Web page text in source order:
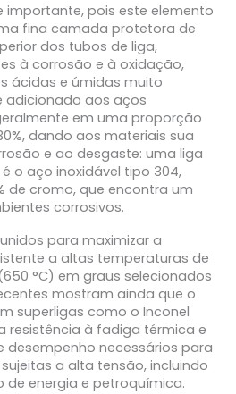
importante, pois este elemento
fina camada protetora de
dos tubos de liga,
à corrosão e à oxidação,
ácidas e úmidas muito
adicionado aos aços
em uma proporção
dando aos materiais sua
e ao desgaste: uma liga
o aço inoxidável tipo 304,
de cromo, que encontra um
corrosivos.
para maximizar a
a altas temperaturas de
°C) em graus selecionados
mostram ainda que o
superligas como o Inconel
resistência à fadiga térmica e
desempenho necessários para
a alta tensão, incluindo
de energia e petroquímica.